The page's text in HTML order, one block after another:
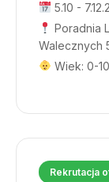
5.10 -
Poradnia
Walecznych
Wiek: 0-
Rekrutacja